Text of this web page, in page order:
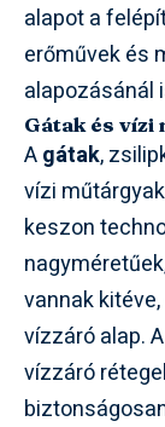
alapot a
erőművek és
alapozásánál
Gátak és
Agátak,
vízi
keszon
vannak
vízzáró alap.
vízzáró